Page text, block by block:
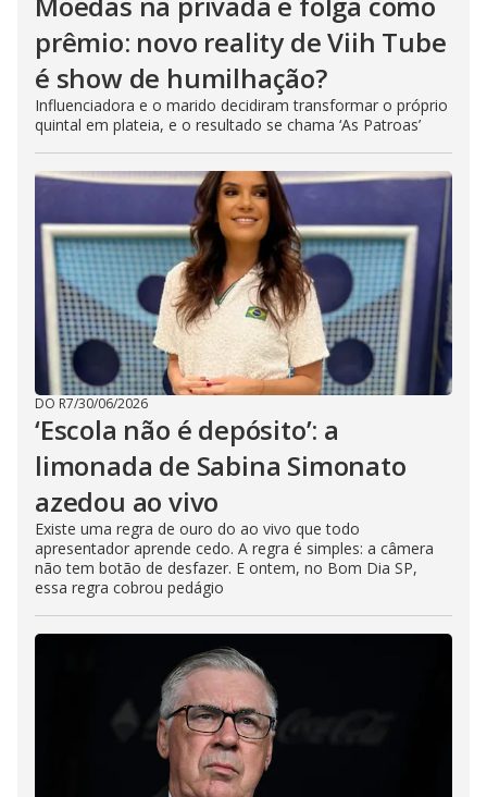
prêmio: novo reality de Viih Tube
é show de humilhação?
Influenciadora e o marido decidiram transformar o próprio
quintal em plateia, e o resultado se chama ‘As Patroas’
DO R7/30/06/2026
‘Escola não é depósito’: a
limonada de Sabina Simonato
azedou ao vivo
Existe uma regra de ouro do ao vivo que todo
apresentador aprende cedo. A regra é simples: a câmera
não tem botão de desfazer. E ontem, no Bom Dia SP,
essa regra cobrou pedágio